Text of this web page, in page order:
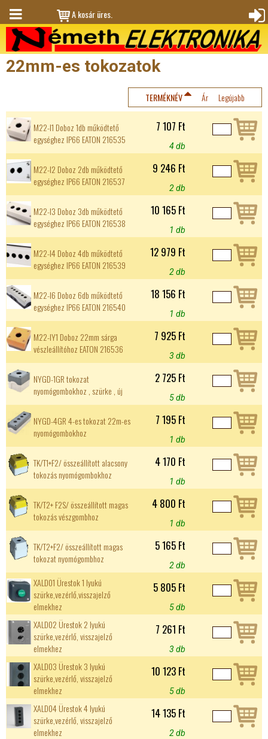
A kosár üres.
Bejele
ntkez
22mm-es tokozatok
TERMÉKNÉV Ár Legújabb
M22-I1 Doboz 1db működtető
egységhez IP66 EATON 216535
7 107 Ft
4 db
M22-I2 Doboz 2db működtető
egységhez IP66 EATON 216537
9 246 Ft
2 db
M22-I3 Doboz 3db működtető
egységhez IP66 EATON 216538
10 165 Ft
1 db
M22-I4 Doboz 4db működtető
egységhez IP66 EATON 216539
12 979 Ft
2 db
M22-I6 Doboz 6db működtető
egységhez IP66 EATON 216540
18 156 Ft
1 db
M22-IY1 Doboz 22mm sárga
vészleállítóhoz EATON 216536
7 925 Ft
3 db
NYGD-1GR tokozat
nyomógombokhoz , szürke , új
2 725 Ft
5 db
NYGD-4GR 4-es tokozat 22m-es
nyomógombokhoz
7 195 Ft
1 db
TK/T1+F2/ összeállított alacsony
tokozás nyomógombokhoz
4 170 Ft
1 db
TK/T2+ F2S/ összeállított magas
tokozás vészgombhoz
4 800 Ft
1 db
TK/T2+F2/ összeállított magas
tokozat nyomógombhoz
5 165 Ft
2 db
XALD01 Ürestok 1 lyukú
szürke,vezérlő,visszajelző
elmekhez
5 805 Ft
5 db
XALD02 Ürestok 2 lyukú
szürke,vezérlő, visszajelző
elmekhez
7 261 Ft
3 db
XALD03 Ürestok 3 lyukú
szürke,vezérlő, visszajelző
elmekhez
10 123 Ft
5 db
XALD04 Ürestok 4 lyukú
szürke,vezérlő, visszajelző
elmekhez
14 135 Ft
2 db
M
en
ü